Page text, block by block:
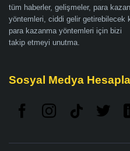
tüm haberler, gelişmeler, para
yöntemleri, ciddi gelir getirebilecek
para kazanma yöntemleri için bizi
takip etmeyi unutma.
Sosyal Medya